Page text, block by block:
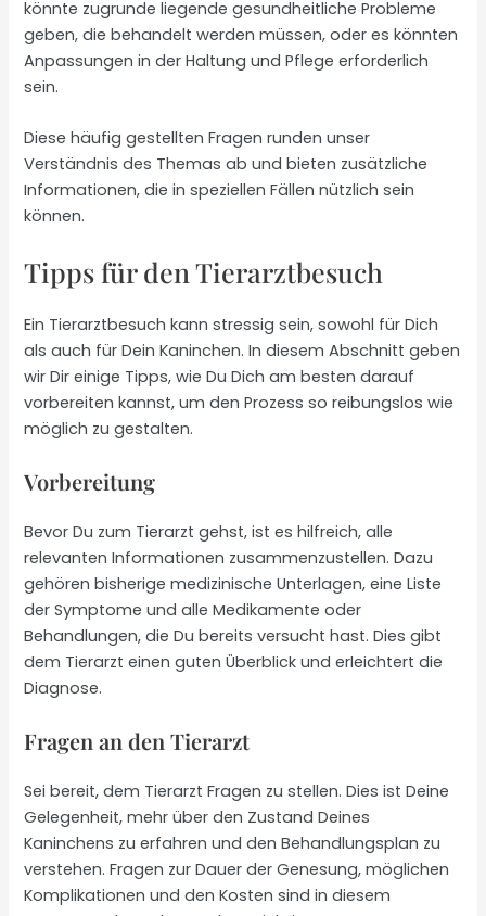
könnte zugrunde liegende gesundheitliche Probleme
geben, die behandelt werden müssen, oder es könnten
Anpassungen in der Haltung und Pflege erforderlich
sein.
Diese häufig gestellten Fragen runden unser
Verständnis des Themas ab und bieten zusätzliche
Informationen, die in speziellen Fällen nützlich sein
können.
Tipps für den Tierarztbesuch
Ein Tierarztbesuch kann stressig sein, sowohl für Dich
als auch für Dein Kaninchen. In diesem Abschnitt geben
wir Dir einige Tipps, wie Du Dich am besten darauf
vorbereiten kannst, um den Prozess so reibungslos wie
möglich zu gestalten.
Vorbereitung
Bevor Du zum Tierarzt gehst, ist es hilfreich, alle
relevanten Informationen zusammenzustellen. Dazu
gehören bisherige medizinische Unterlagen, eine Liste
der Symptome und alle Medikamente oder
Behandlungen, die Du bereits versucht hast. Dies gibt
dem Tierarzt einen guten Überblick und erleichtert die
Diagnose.
Fragen an den Tierarzt
Sei bereit, dem Tierarzt Fragen zu stellen. Dies ist Deine
Gelegenheit, mehr über den Zustand Deines
Kaninchens zu erfahren und den Behandlungsplan zu
verstehen. Fragen zur Dauer der Genesung, möglichen
Komplikationen und den Kosten sind in diesem